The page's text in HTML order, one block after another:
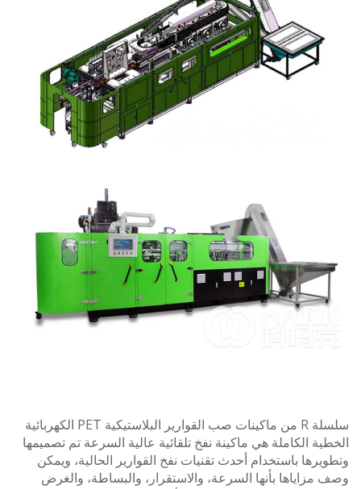
سلسلة R من ماكينات صب القوارير البلاستيكية PET الكهربائية
الكاملة هي ماكينة نفخ تلقائية عالية السرعة تم تصميمها
باستخدام أحدث تقنيات نفخ القوارير الحالية، ويمكن
بأنها السرعة، والاستقرار، والبساطة، والغرض